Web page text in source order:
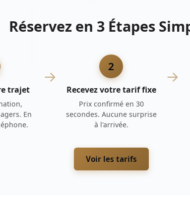
Réservez en 3 Étapes
trajet
En
→
2
Recevez votre tarif fixe
Prix confirmé en 30
secondes. Aucune surprise
à l'arrivée.
→
Voir les tarifs